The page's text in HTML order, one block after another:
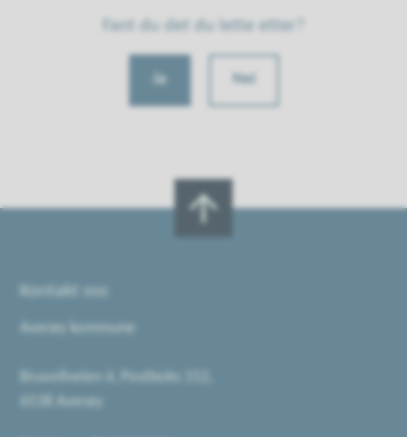
Fant du det du lette etter?
Ja Nei
Averøy kommune
Bruvollveien 4, Postboks 152,
6538 Averøy